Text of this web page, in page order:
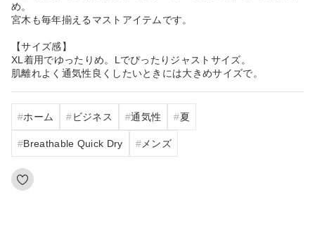
め。
宮木も毎年揃えるマストアイテムです。
【サイズ感】
XL着用でゆったりめ。Lでぴったりジャストサイズ。
肌離れよく通気性良くしたいときには大きめサイズで。
ホーム ビジネス 通気性 夏
Breathable Quick Dry メンズ